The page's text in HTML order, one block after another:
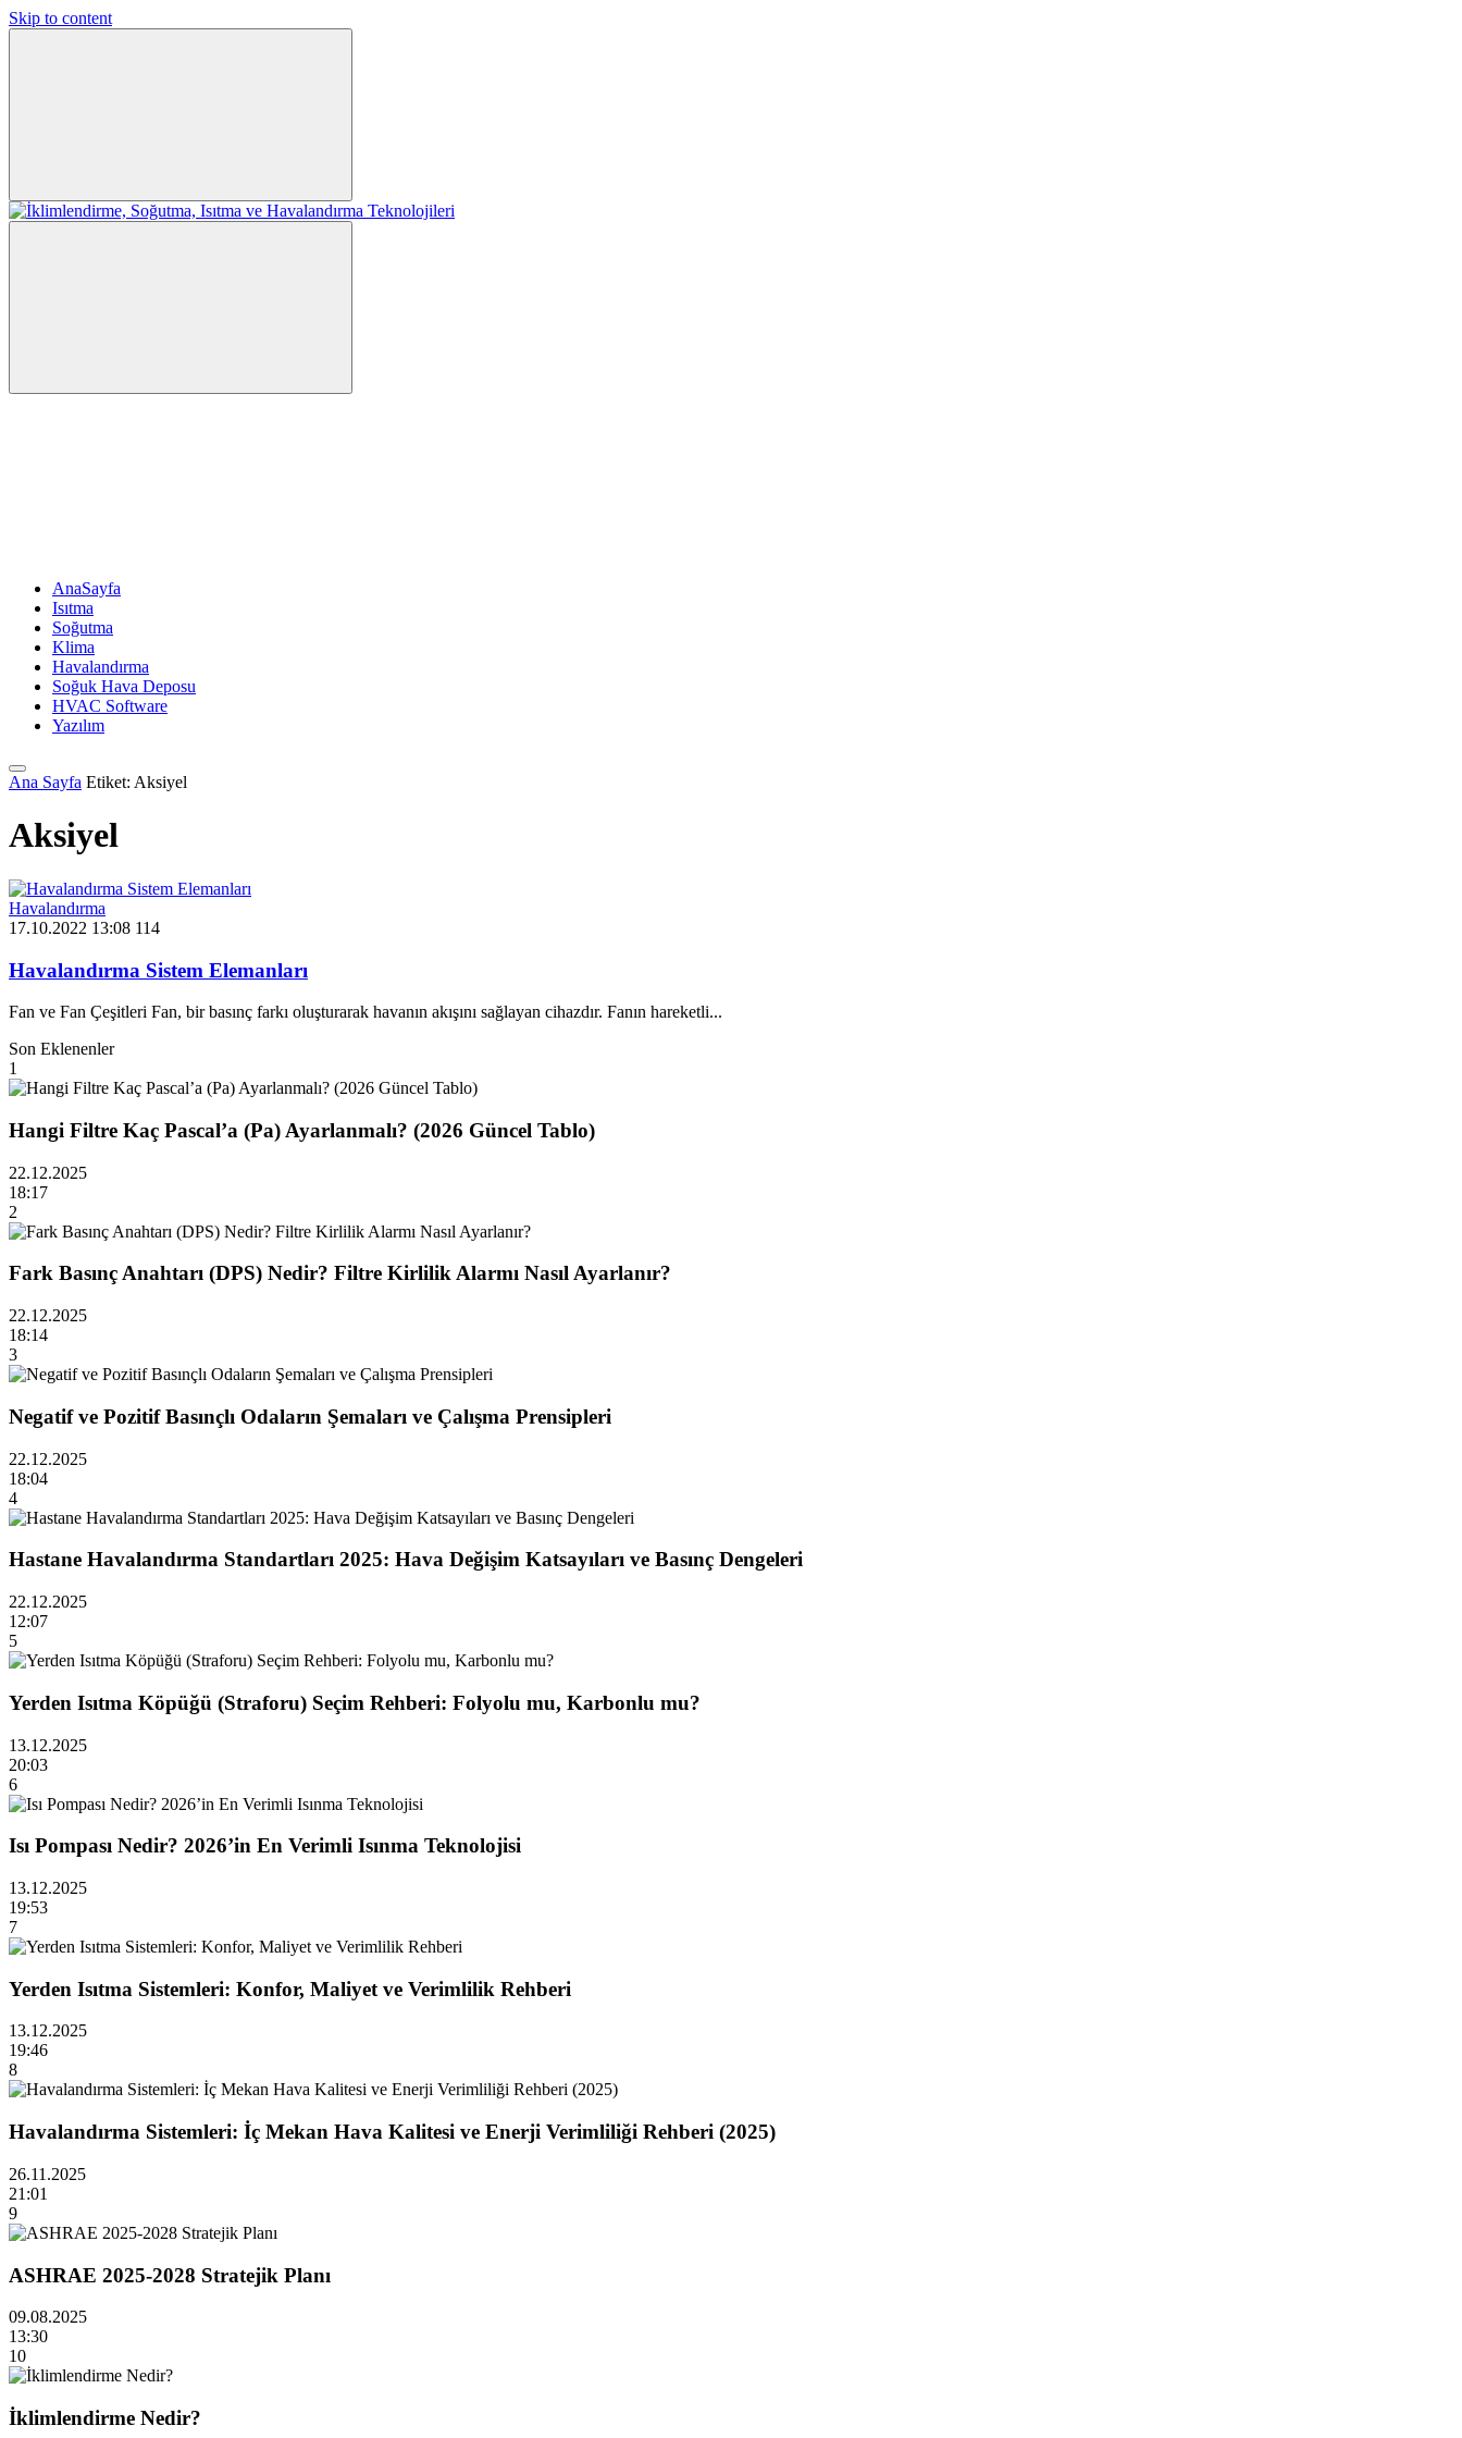
Skip to content
AnaSayfa
Isıtma
Soğutma
Klima
Havalandırma
Soğuk Hava Deposu
HVAC Software
Yazılım
Ana Sayfa Etiket: Aksiyel
Aksiyel
Havalandırma
17.10.2022 13:08 114
Havalandırma Sistem Elemanları
Fan ve Fan Çeşitleri Fan, bir basınç farkı oluşturarak havanın akışını sağlayan cihazdır. Fanın hareketli...
Son Eklenenler
1
Hangi Filtre Kaç Pascal’a (Pa) Ayarlanmalı? (2026 Güncel Tablo)
22.12.2025
18:17
2
Fark Basınç Anahtarı (DPS) Nedir? Filtre Kirlilik Alarmı Nasıl Ayarlanır?
22.12.2025
18:14
3
Negatif ve Pozitif Basınçlı Odaların Şemaları ve Çalışma Prensipleri
22.12.2025
18:04
4
Hastane Havalandırma Standartları 2025: Hava Değişim Katsayıları ve Basınç Dengeleri
22.12.2025
12:07
5
Yerden Isıtma Köpüğü (Straforu) Seçim Rehberi: Folyolu mu, Karbonlu mu?
13.12.2025
20:03
6
Isı Pompası Nedir? 2026’in En Verimli Isınma Teknolojisi
13.12.2025
19:53
7
Yerden Isıtma Sistemleri: Konfor, Maliyet ve Verimlilik Rehberi
13.12.2025
19:46
8
Havalandırma Sistemleri: İç Mekan Hava Kalitesi ve Enerji Verimliliği Rehberi (2025)
26.11.2025
21:01
9
ASHRAE 2025-2028 Stratejik Planı
09.08.2025
13:30
10
İklimlendirme Nedir?